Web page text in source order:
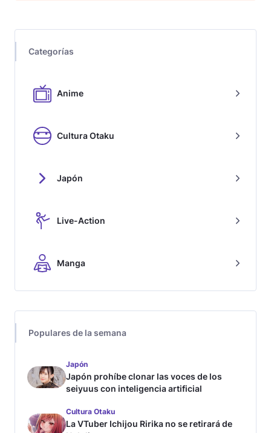
Categorías
Anime
Cultura Otaku
Japón
Live-Action
Manga
Populares de la semana
Japón
Japón prohíbe clonar las voces de los
seiyuus con inteligencia artificial
Cultura Otaku
La VTuber Ichijou Ririka no se retirará de